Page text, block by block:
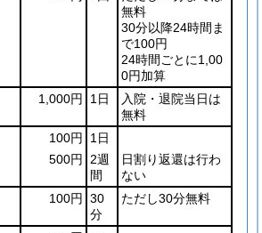
無料
30分以降24時間ま
で100円
24時間ごとに1,00
0円加算
1,000円 1日
入院・退院当日は
無料
100円
1日
500円
2週
間
日割り返還は行わ
ない
100円
30
分
ただし30分無料